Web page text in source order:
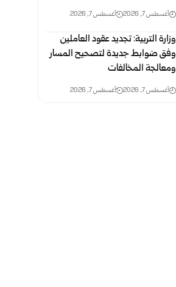
أغسطس 7, 2026 أغسطس 7, 2026
وزارة التربية: تجديد عقود العاملين
وفق ضوابط جديدة لتصحيح المسار
‏ومعالجة المخالفات
أغسطس 7, 2026 أغسطس 7, 2026